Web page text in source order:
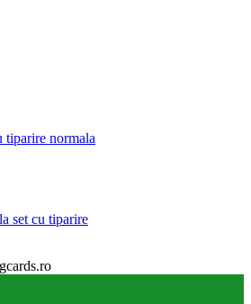
tiparire normala
set cu tiparire